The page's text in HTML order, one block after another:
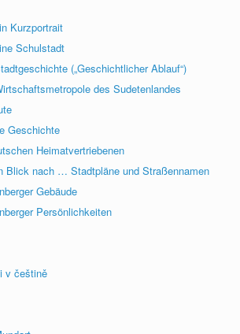
Kurzportrait
Schulstadt
(„Geschichtlicher Ablauf“)
des Sudetenlandes
Geschichte
Heimatvertriebenen
Blick nach … Stadtpläne und Straßennamen
Gebäude
Persönlichkeiten
v češtině